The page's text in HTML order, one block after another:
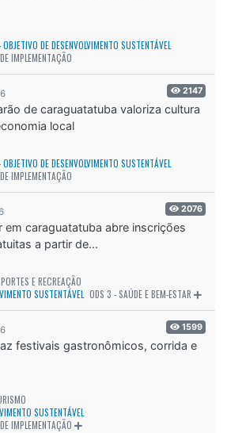
DE DESENVOLVIMENTO SUSTENTÁVEL
IMPLEMENTAÇÃO
2147
de caraguatatuba valoriza cultura
local
DE DESENVOLVIMENTO SUSTENTÁVEL
IMPLEMENTAÇÃO
2076
em caraguatatuba abre inscrições
a partir de...
E RECREAÇÃO
SUSTENTÁVEL ODS 3 - SAÚDE E BEM-ESTAR
1599
festivais gastronômicos, corrida e
SUSTENTÁVEL
IMPLEMENTAÇÃO